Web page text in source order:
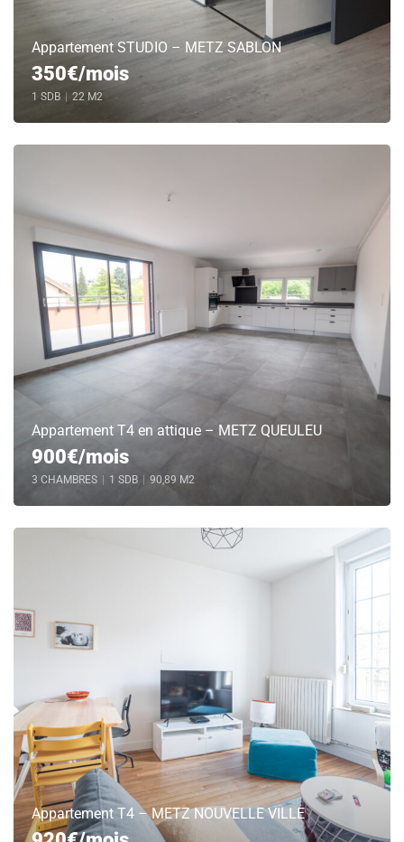
Appartement STUDIO – METZ SABLON
350€/mois
1 SDB 22 M2
Appartement T4 en attique – METZ QUEULEU
900€/mois
3 CHAMBRES 1 SDB 90,89 M2
Appartement T4 – METZ NOUVELLE VILLE